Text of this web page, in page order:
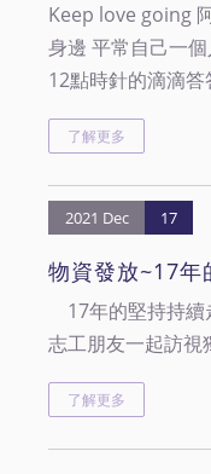
Keep love going
身邊 平常自己一
12點時針的滴滴
了解更多
2021 Dec 17
物資發放~17年
17年的堅持持續
志工朋友一起訪
了解更多